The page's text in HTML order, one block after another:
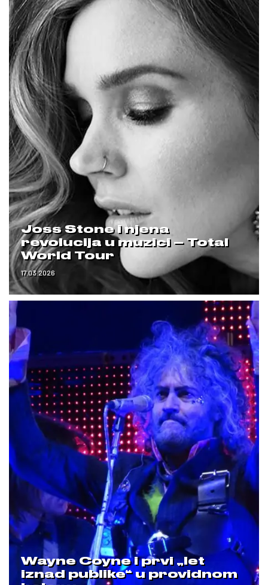
Joss Stone i njena
revolucija u muzici – Total
World Tour
17.03.2026
Wayne Coyne i prvi „let
iznad publike“ u providnom